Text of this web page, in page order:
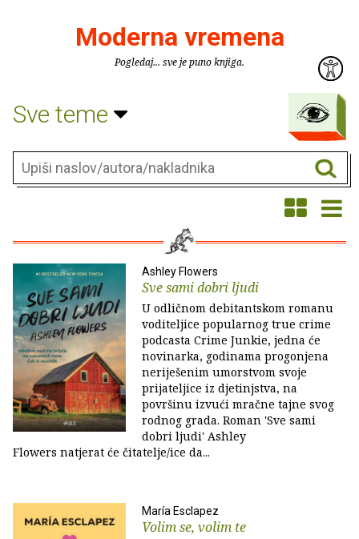
Moderna vremena
Pogledaj... sve je puno knjiga.
Sve teme
Ashley Flowers
Sve sami dobri ljudi
U odličnom debitantskom romanu
voditeljice popularnog true crime
podcasta Crime Junkie, jedna će
novinarka, godinama progonjena
neriješenim umorstvom svoje
prijateljice iz djetinjstva, na
površinu izvući mračne tajne svog
rodnog grada. Roman 'Sve sami
dobri ljudi' Ashley
Flowers natjerat će čitatelje/ice da...
María Esclapez
Volim se, volim te